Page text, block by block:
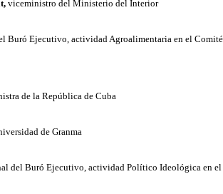
viceministro del Ministerio del Interior
Buró Ejecutivo, actividad Agroalimentaria en el
de la República de Cuba
de Granma
del Buró Ejecutivo, actividad Político Ideológica en